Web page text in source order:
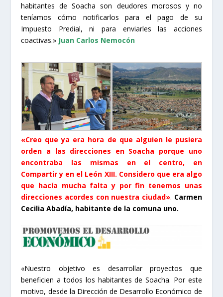
habitantes de Soacha son deudores morosos y no
teníamos cómo notificarlos para el pago de su
Impuesto Predial, ni para enviarles las acciones
coactivas.» Juan Carlos Nemocón
«Creo que ya era hora de que alguien le pusiera
orden a las direcciones en Soacha porque uno
encontraba las mismas en el centro, en
Compartir y en el León XIII. Considero que era algo
que hacía mucha falta y por fin tenemos unas
direcciones acordes con nuestra ciudad». Carmen
Cecilia Abadía, habitante de la comuna uno.
«Nuestro objetivo es desarrollar proyectos que
beneficien a todos los habitantes de Soacha. Por este
motivo, desde la Dirección de Desarrollo Económico de